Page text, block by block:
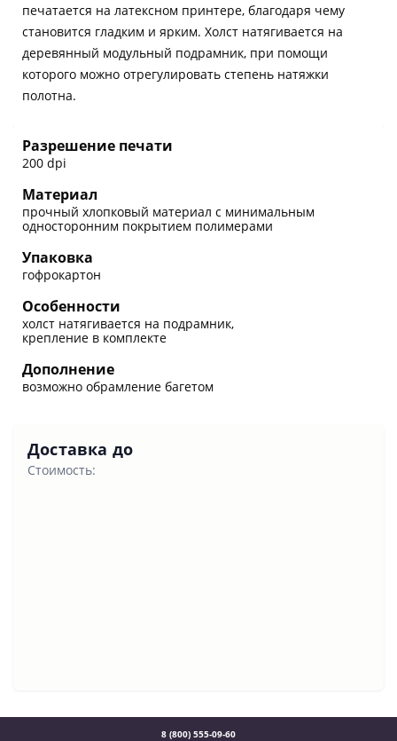
печатается на латексном принтере, благодаря чему
становится гладким и ярким. Холст натягивается на
деревянный модульный подрамник, при помощи
которого можно отрегулировать степень натяжки
полотна.
Разрешение печати
200 dpi
Материал
прочный хлопковый материал с минимальным
односторонним покрытием полимерами
Упаковка
гофрокартон
Особенности
холст натягивается на подрамник,
крепление в комплекте
Дополнение
возможно обрамление багетом
Доставка до
Стоимость:
8 (800) 555-09-60